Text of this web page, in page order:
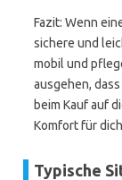
Fazit: Wenn
sichere und
mobil und
ausgehen,
beim Kauf auf
Komfort für
Typische